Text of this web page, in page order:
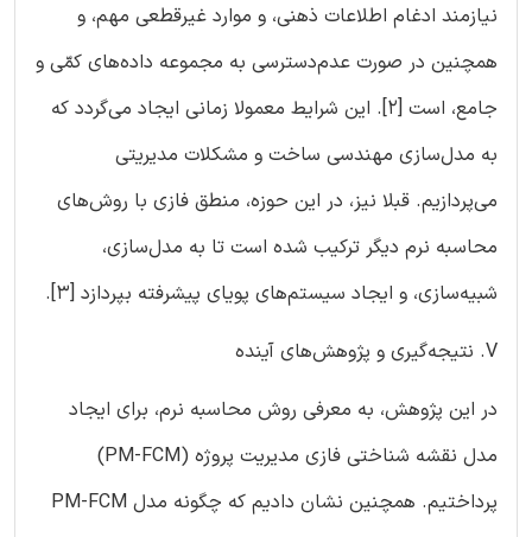
نیازمند ادغام اطلاعات ذهنی، و موارد غیرقطعی مهم، و
همچنین در صورت عدم‌دسترسی به مجموعه داده‌های کمّی و
جامع، است [2]. این شرایط معمولا زمانی ایجاد می‌گردد که
به مدل‌سازی مهندسی ساخت و مشکلات مدیریتی
می‌پردازیم. قبلا نیز، در این حوزه، منطق فازی با روش‌های
محاسبه نرم دیگر ترکیب شده است تا به مدل‌سازی،
شبیه‌سازی، و ایجاد سیستم‌های پویای پیشرفته بپردازد [3].
V. نتیجه‌گیری و پژوهش‌های آینده
در این پژوهش، به معرفی روش محاسبه نرم، برای ایجاد
مدل نقشه شناختی فازی مدیریت پروژه (PM-FCM)
پرداختیم. همچنین نشان دادیم که چگونه مدل PM-FCM